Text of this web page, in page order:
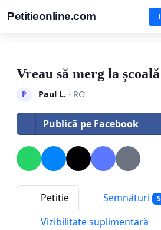
Petitieonline.com
Vreau să merg la
P Paul L.· RO
Publică pe Facebook
Petitie Semnături
Vizibilitate suplimentară